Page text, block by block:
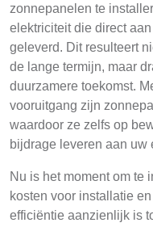
zonnepanelen te
elektriciteit die direct
geleverd. Dit resulteert
de lange termijn, maar
duurzamere toekomst.
vooruitgang zijn
waardoor ze zelfs op
bijdrage leveren aan uw
Nu is het moment om te
kosten voor installatie
efficiëntie aanzienlijk is